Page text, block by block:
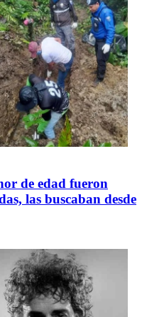
de edad fueron
las buscaban desde